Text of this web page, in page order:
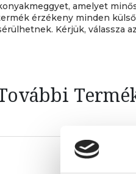
amelyet
érzékeny minden
Kérjük, válassza